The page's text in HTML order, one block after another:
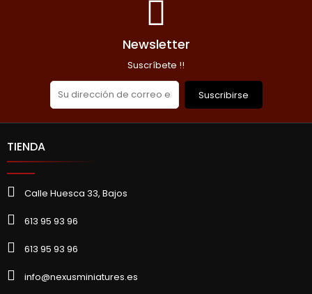
Newsletter
Suscríbete !!
Suscribirse
TIENDA
Calle Huesca 33, Bajos
613 95 93 96
613 95 93 96
info@nexusminiatures.es